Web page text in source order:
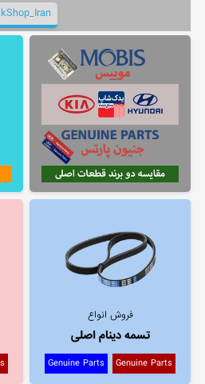
فروش انواع
تسمه دینام اصلی
Genuine Parts
Genuine Parts